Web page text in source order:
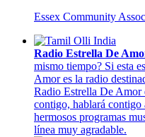
Essex Community
Radio Estrella De
mismo tiempo? Si esta
Amor es la radio
Radio Estrella De Amor
contigo, hablará contigo
hermosos programas
línea muy agradable.